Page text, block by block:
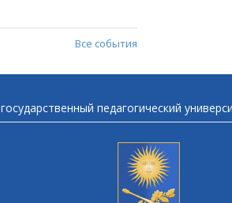
Все события
педагогический